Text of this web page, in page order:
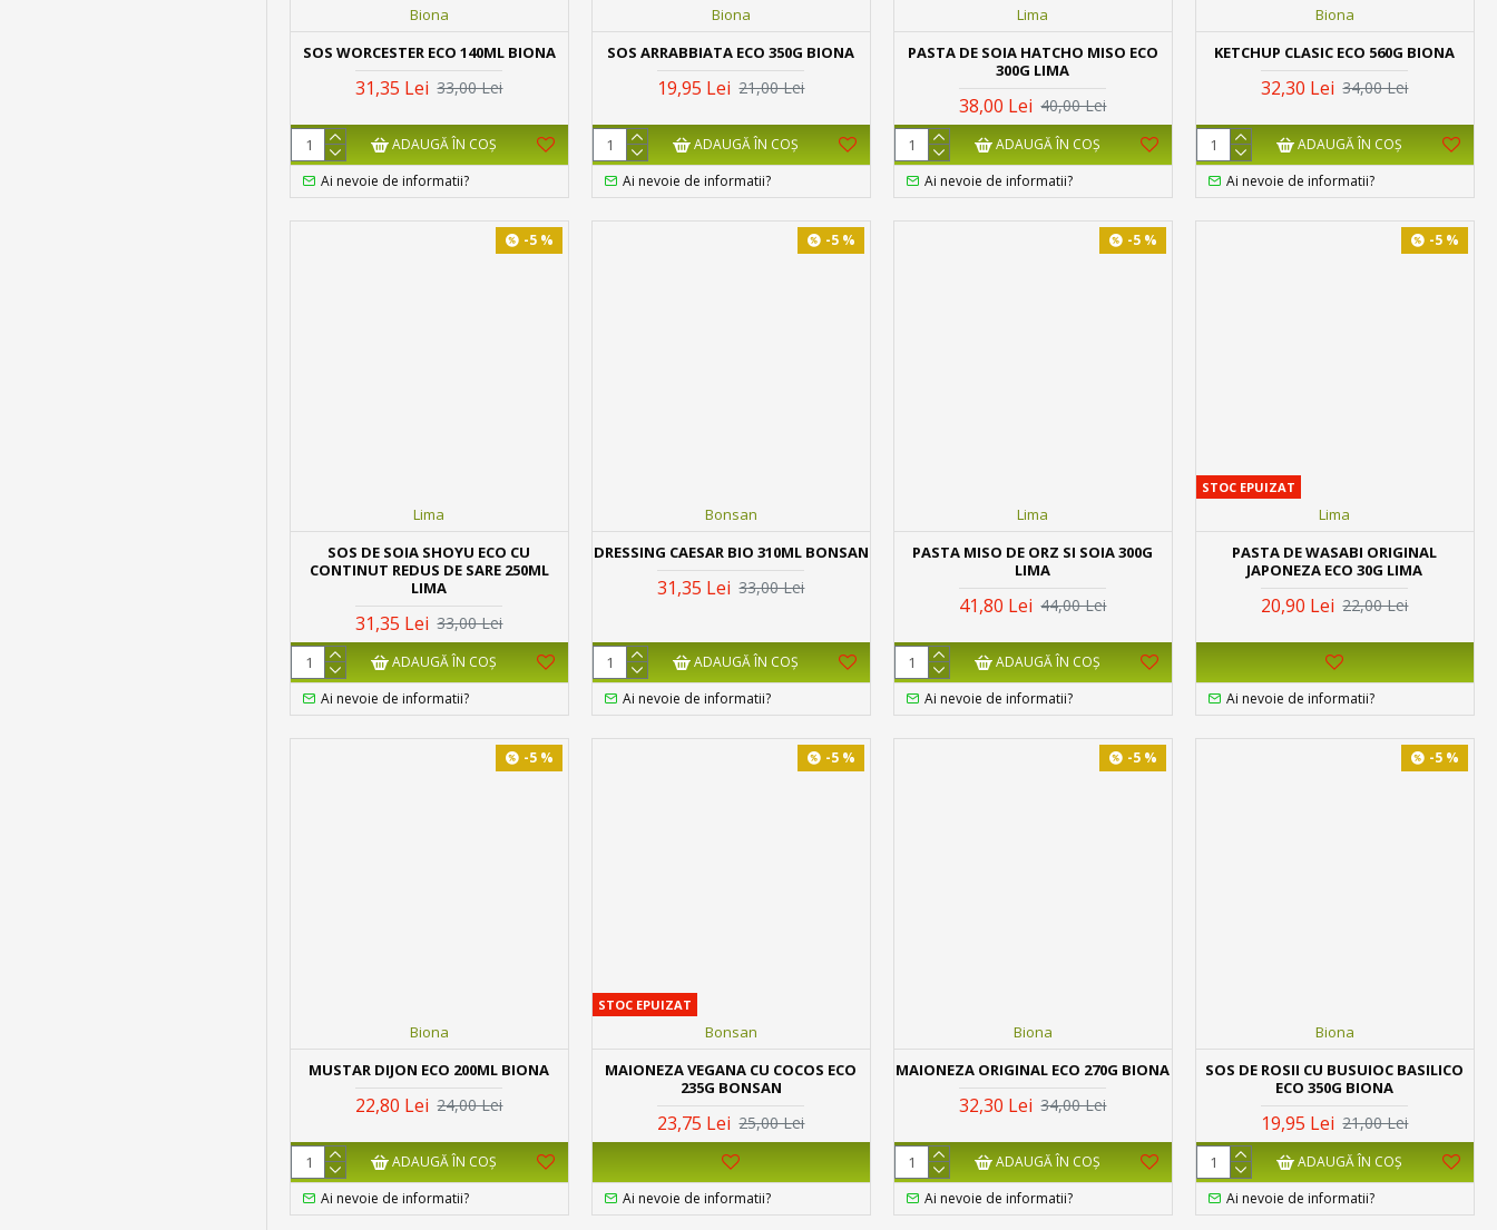
Biona
SOS WORCESTER ECO 140ML BIONA
31,35 Lei 33,00 Lei
ADAUGĂ ÎN COŞ
Ai nevoie de informatii?
Biona
SOS ARRABBIATA ECO 350G BIONA
19,95 Lei 21,00 Lei
ADAUGĂ ÎN COŞ
Ai nevoie de informatii?
Lima
PASTA DE SOIA HATCHO MISO ECO
300G LIMA
38,00 Lei 40,00 Lei
ADAUGĂ ÎN COŞ
Ai nevoie de informatii?
Biona
KETCHUP CLASIC ECO 560G BIONA
32,30 Lei 34,00 Lei
ADAUGĂ ÎN COŞ
Ai nevoie de informatii?
-5 %
Lima
SOS DE SOIA SHOYU ECO CU
CONTINUT REDUS DE SARE 250ML
LIMA
31,35 Lei 33,00 Lei
ADAUGĂ ÎN COŞ
Ai nevoie de informatii?
-5 %
Bonsan
DRESSING CAESAR BIO 310ML BONSAN
31,35 Lei 33,00 Lei
ADAUGĂ ÎN COŞ
Ai nevoie de informatii?
-5 %
Lima
PASTA MISO DE ORZ SI SOIA 300G
LIMA
41,80 Lei 44,00 Lei
ADAUGĂ ÎN COŞ
Ai nevoie de informatii?
-5 %
STOC EPUIZAT
Lima
PASTA DE WASABI ORIGINAL
JAPONEZA ECO 30G LIMA
20,90 Lei 22,00 Lei
Ai nevoie de informatii?
-5 %
Biona
MUSTAR DIJON ECO 200ML BIONA
22,80 Lei 24,00 Lei
ADAUGĂ ÎN COŞ
Ai nevoie de informatii?
-5 %
STOC EPUIZAT
Bonsan
MAIONEZA VEGANA CU COCOS ECO
235G BONSAN
23,75 Lei 25,00 Lei
Ai nevoie de informatii?
-5 %
Biona
MAIONEZA ORIGINAL ECO 270G BIONA
32,30 Lei 34,00 Lei
ADAUGĂ ÎN COŞ
Ai nevoie de informatii?
-5 %
Biona
SOS DE ROSII CU BUSUIOC BASILICO
ECO 350G BIONA
19,95 Lei 21,00 Lei
ADAUGĂ ÎN COŞ
Ai nevoie de informatii?